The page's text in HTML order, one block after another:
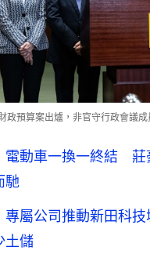
政預算案出爐，非官守行政會議成
電動車一換一終結 莊
馳
專屬公司推動新田科
土儲